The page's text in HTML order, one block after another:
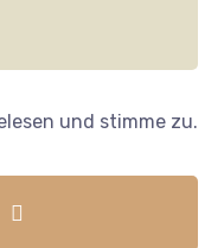
und stimme zu.